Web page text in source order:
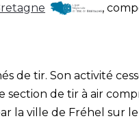
,
de tir. Son activité
de tir à air
la ville de Fréhel sur